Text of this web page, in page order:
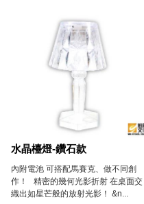
水晶檯燈-鑽石款
內附電池 可搭配馬賽克、做不同創
作！ 精密的幾何光影折射 在桌面交
織出如星芒般的放射光影！ &n...